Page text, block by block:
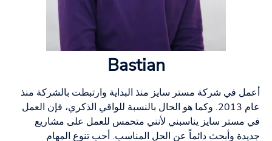
Bastian
أعمل في شركة مستر سايز منذ البداية وارتبطت بالشركة منذ
عام 2013. وكما هو الحال بالنسبة للواقي الذكري، فإن العمل
في مستر سايز يناسبني لأنني متحمس للعمل على مشاريع
جديدة وأبحث دائماً عن الحل المناسب. أحب تنوع المهام